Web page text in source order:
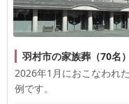
羽村市の家族葬（70名）
2026年1月におこなわれた
例です。